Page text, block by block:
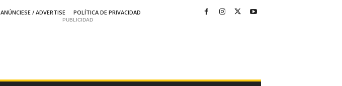
ANÚNCIESE / ADVERTISE
POLÍTICA DE PRIVACIDAD
PUBLICIDAD